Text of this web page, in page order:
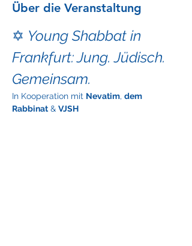
Über die Veranstaltung
✡️ Young Shabbat in
Frankfurt: Jung. Jüdisch.
Gemeinsam.
In Kooperation mit Nevatim, dem
Rabbinat & VJSH